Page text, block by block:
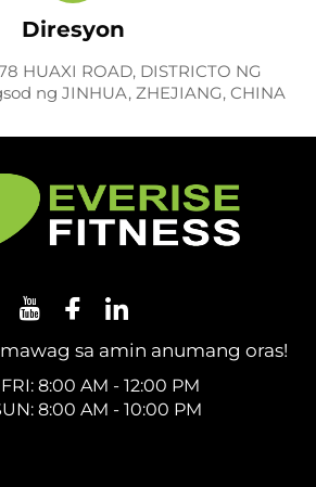
Diresyon
HUAXI ROAD, DISTRICTO NG
ng JINHUA, ZHEJIANG, CHINA
sa amin anumang oras!
8:00 AM - 12:00 PM
8:00 AM - 10:00 PM